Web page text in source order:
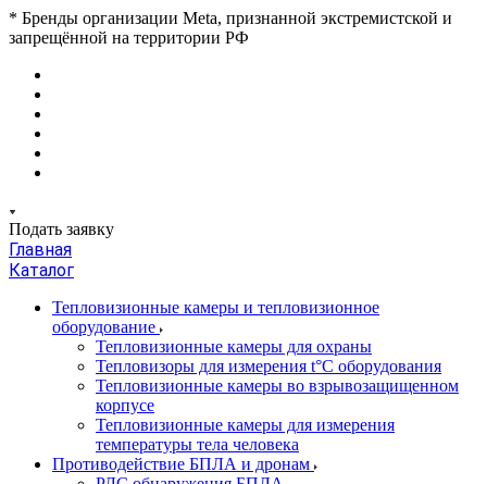
* Бренды организации Meta, признанной экстремистской и
запрещённой на территории РФ
Подать заявку
Главная
Каталог
Тепловизионные камеры и тепловизионное
оборудование
Тепловизионные камеры для охраны
Тепловизоры для измерения t°С оборудования
Тепловизионные камеры во взрывозащищенном
корпусе
Тепловизионные камеры для измерения
температуры тела человека
Противодействие БПЛА и дронам